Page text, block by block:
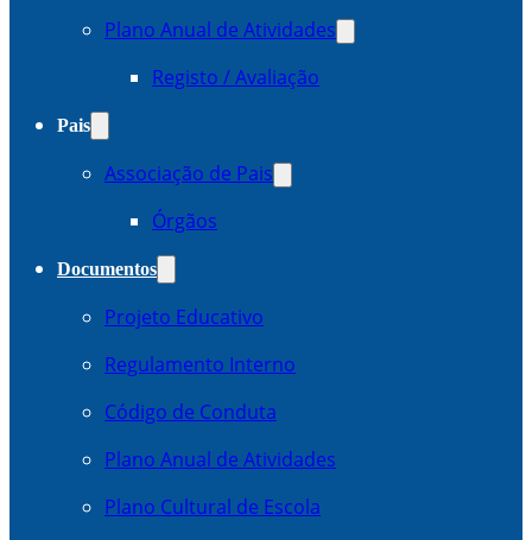
Plano Anual de Atividades
Registo / Avaliação
Pais
Associação de Pais
Órgãos
Documentos
Projeto Educativo
Regulamento Interno
Código de Conduta
Plano Anual de Atividades
Plano Cultural de Escola